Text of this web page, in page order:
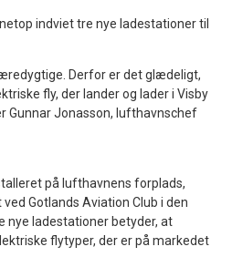
indviet tre nye ladestationer til
Derfor er det glædeligt,
fly, der lander og lader i Visby
Gunnar Jonasson, lufthavnschef
på lufthavnens forplads,
Gotlands Aviation Club i den
nye ladestationer betyder, at
flytyper, der er på markedet